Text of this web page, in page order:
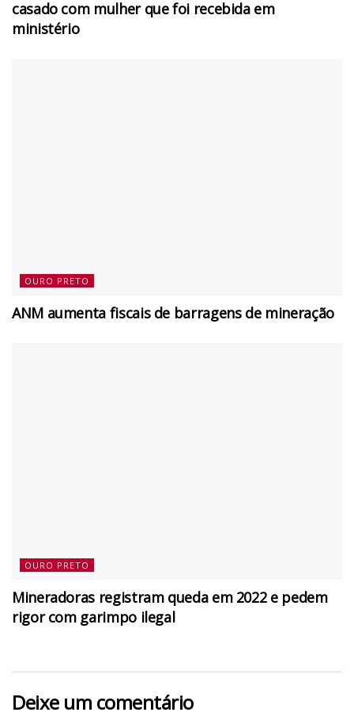
casado com mulher que foi recebida em
ministério
OURO PRETO
ANM aumenta fiscais de barragens de mineração
OURO PRETO
Mineradoras registram queda em 2022 e pedem
rigor com garimpo ilegal
Deixe um comentário